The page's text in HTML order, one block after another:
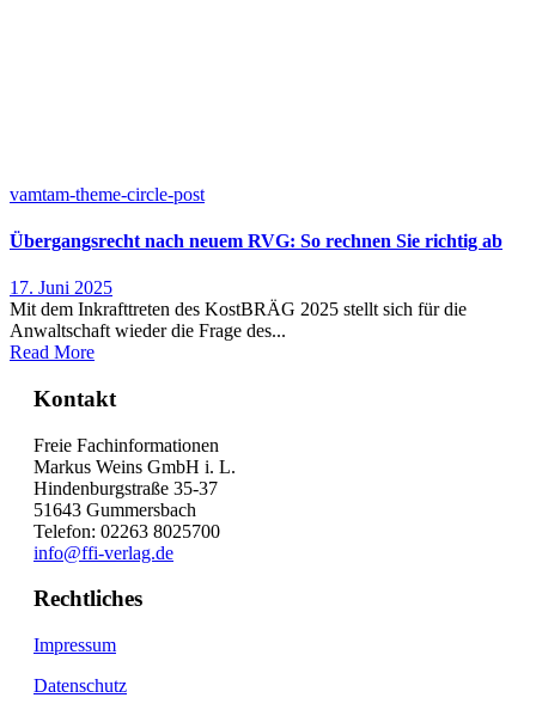
vamtam-theme-circle-post
Übergangsrecht nach neuem RVG: So rechnen Sie richtig ab
17. Juni 2025
Mit dem Inkrafttreten des KostBRÄG 2025 stellt sich für die
Anwaltschaft wieder die Frage des...
Read More
Kontakt
Freie Fachinformationen
Markus Weins GmbH i. L.
Hindenburgstraße 35-37
51643 Gummersbach
Telefon: 02263 8025700
info@ffi-verlag.de
Rechtliches
Impressum
Datenschutz